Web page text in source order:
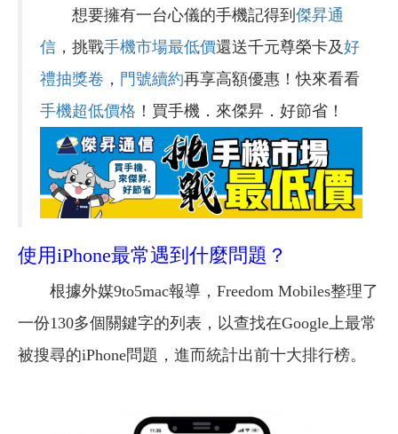
想要擁有一台心儀的手機記得到 傑昇通
信 ，挑戰手機市場最低價還送千元尊榮卡及好
禮抽獎卷 ， 門號續約再享高額優惠！快來看看
手機超低價格 ！買手機．來傑昇．好節省！
使用iPhone最常遇到什麼問題？
根據外媒9to5mac報導，Freedom Mobiles整理了
一份130多個關鍵字的列表，以查找在Google上最常
被搜尋的iPhone問題，進而統計出前十大排行榜。